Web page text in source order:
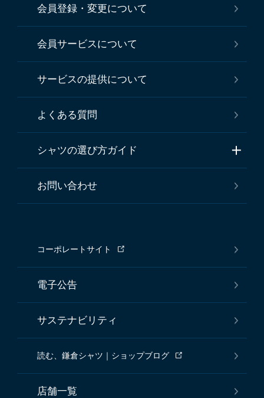
会員登録・変更について
会員サービスについて
サービスの提供について
よくある質問
シャツの選び方ガイド
お問い合わせ
コーポレートサイト
電子公告
サステナビリティ
読む、鎌倉シャツ｜ショップブログ
店舗一覧